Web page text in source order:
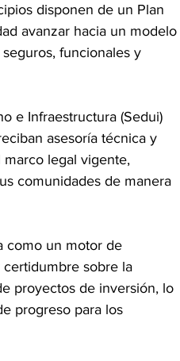
disponen de un Plan
avanzar hacia un modelo
funcionales y
e Infraestructura (Sedui)
asesoría técnica y
legal vigente,
comunidades de manera
como un motor de
sobre la
proyectos de inversión, lo
progreso para los